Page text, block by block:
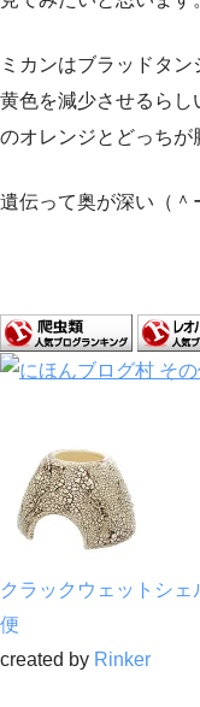
ミカンはブラッドタ
黄色を減少させるら
のオレンジとどっちが
遺伝って奥が深い（＾
クラックウェット
便
created by Rinker